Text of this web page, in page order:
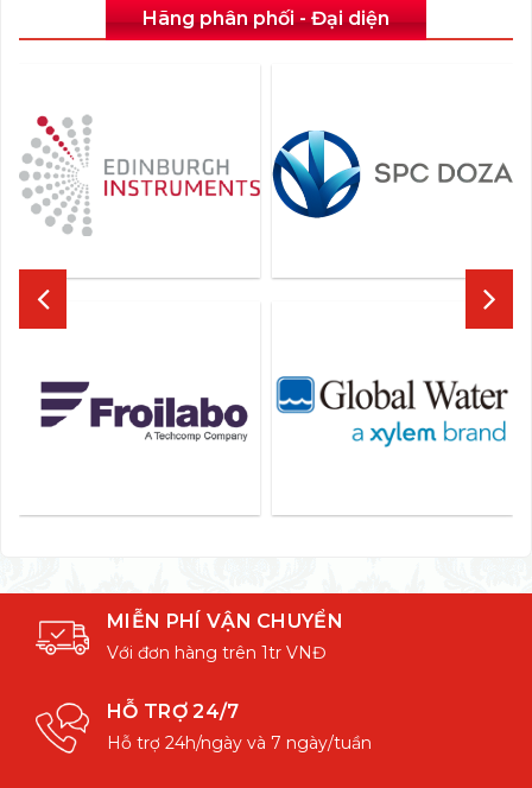
Hãng phân phối - Đại diện
MIỄN PHÍ VẬN CHUYỂN
Với đơn hàng trên 1tr VNĐ
HỖ TRỢ 24/7
Hỗ trợ 24h/ngày và 7 ngày/tuần